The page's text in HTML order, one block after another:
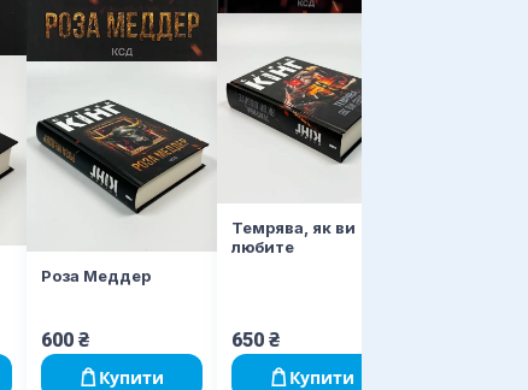
Роза Меддер
600 ₴
Купити
Темрява, як ви
любите
650 ₴
Купити